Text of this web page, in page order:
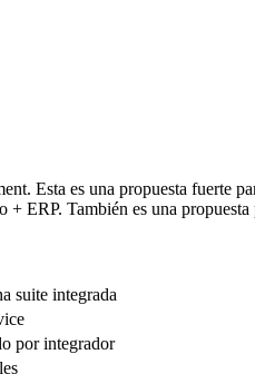
Esta es una propuesta fuerte
ERP. También es una propuesta
suite integrada
por integrador